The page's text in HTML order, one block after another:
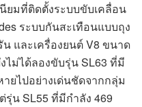
ยมที่ติดตั้งระบบขับเคลื่อน
ระบบกันสะเทือนแบบถุง
และเครื่องยนต์ V8 ขนาด
ไม่ได้ลองขับรุ่น SL63 ที่มี
ยไปอย่างเด่นชัดจากกลุ่ม
น SL55 ที่มีกำลัง 469